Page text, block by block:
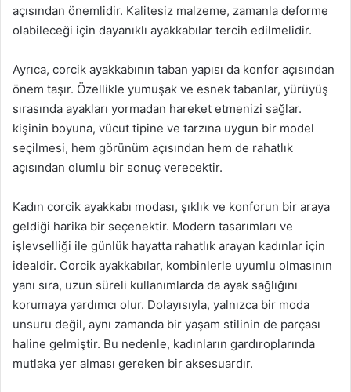
açısından önemlidir. Kalitesiz malzeme, zamanla deforme
olabileceği için dayanıklı ayakkabılar tercih edilmelidir.
Ayrıca, corcik ayakkabının taban yapısı da konfor açısından
önem taşır. Özellikle yumuşak ve esnek tabanlar, yürüyüş
sırasında ayakları yormadan hareket etmenizi sağlar.
kişinin boyuna, vücut tipine ve tarzına uygun bir model
seçilmesi, hem görünüm açısından hem de rahatlık
açısından olumlu bir sonuç verecektir.
Kadın corcik ayakkabı modası, şıklık ve konforun bir araya
geldiği harika bir seçenektir. Modern tasarımları ve
işlevselliği ile günlük hayatta rahatlık arayan kadınlar için
idealdir. Corcik ayakkabılar, kombinlerle uyumlu olmasının
yanı sıra, uzun süreli kullanımlarda da ayak sağlığını
korumaya yardımcı olur. Dolayısıyla, yalnızca bir moda
unsuru değil, aynı zamanda bir yaşam stilinin de parçası
haline gelmiştir. Bu nedenle, kadınların gardıroplarında
mutlaka yer alması gereken bir aksesuardır.